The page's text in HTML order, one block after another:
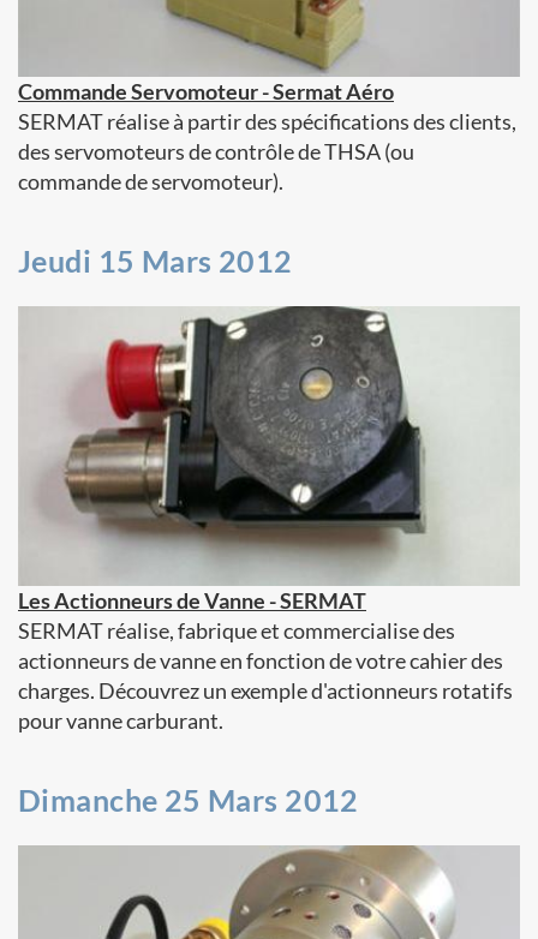
Commande Servomoteur - Sermat Aéro
SERMAT réalise à partir des spécifications des clients,
des servomoteurs de contrôle de THSA (ou
commande de servomoteur).
Jeudi 15 Mars 2012
Les Actionneurs de Vanne - SERMAT
SERMAT réalise, fabrique et commercialise des
actionneurs de vanne en fonction de votre cahier des
charges. Découvrez un exemple d'actionneurs rotatifs
pour vanne carburant.
Dimanche 25 Mars 2012